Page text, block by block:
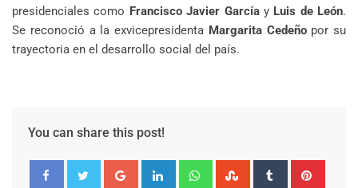
presidenciales como Francisco Javier Garcíay Luis de León.
Se reconoció a la exvicepresidenta Margarita Cedeñopor su
trayectoria en el desarrollo social del país.
You can share this post!
Google+ LinkedIn WhatsappStumbleUpon
Tumblr